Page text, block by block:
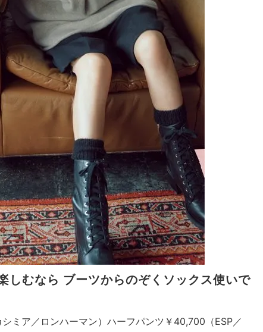
しむなら ブーツからのぞくソックス使いで
ミア／ロンハーマン）ハーフパンツ￥40,700（ESP／